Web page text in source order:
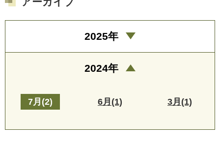
2025年
2024年
7月(2) 6月(1) 3月(1)